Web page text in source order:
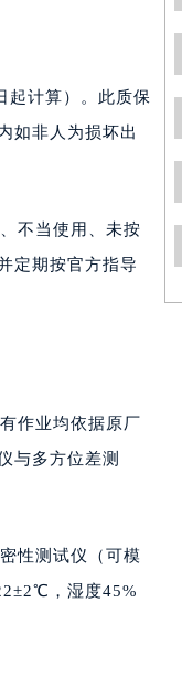
起计算）。此质保
如非人为损坏出
不当使用、未按
定期按官方指导
作业均依据原厂
与多方位差测
性测试仪（可模
，湿度45%